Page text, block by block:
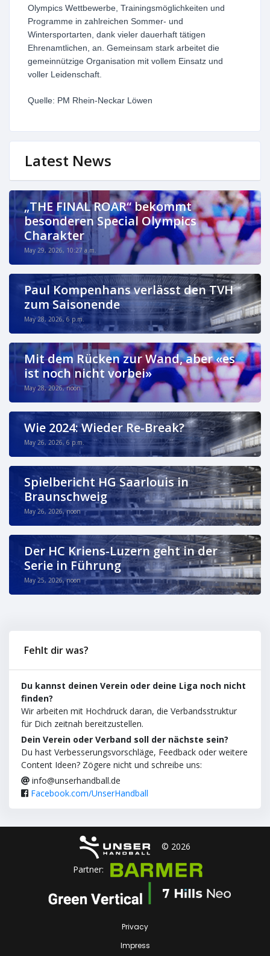
Olympics Wettbewerbe, Trainingsmöglichkeiten und
Programme in zahlreichen Sommer- und
Wintersportarten, dank vieler dauerhaft tätigen
Ehrenamtlichen, an. Gemeinsam stark arbeitet die
gemeinnützige Organisation mit vollem Einsatz und
voller Leidenschaft.
Quelle: PM Rhein-Neckar Löwen
Latest News
„THE FINAL ROAR“ bekommt
besonderen Special Olympics
Charakter
May 29, 2026, 10:27 a.m.
Paul Kompenhans verlässt den TVH
zum Saisonende
May 28, 2026, 6 p.m.
Mit dem Rücken zur Wand, aber «es
ist noch nicht vorbei»
May 28, 2026, noon
Wie 2024: Wieder Re-Break?
May 26, 2026, 6 p.m.
Spielbericht HG Saarlouis in
Braunschweig
May 26, 2026, noon
Der HC Kriens-Luzern geht in der
Serie in Führung
May 25, 2026, noon
Fehlt dir was?
Du kannst deinen Verein oder deine Liga noch nicht
finden?
Wir arbeiten mit Hochdruck daran, die Verbandsstruktur
für Dich zeitnah bereitzustellen.
Dein Verein oder Verband soll der nächste sein?
Du hast Verbesserungsvorschläge, Feedback oder weitere
Content Ideen? Zögere nicht und schreibe uns:
info@unserhandball.de
Facebook.com/UnserHandball
© 2026
Partner:
Privacy
Impress